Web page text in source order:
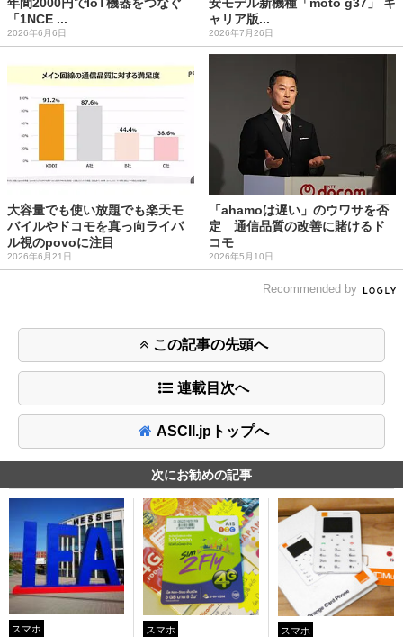
年間2000円でIoT機器をつなぐ
「1NCE ...
2026年6月6日
安モデル新機種「moto g37」 キ
ャリア版...
2026年7月26日
大容量でも使い放題でも楽天モ
バイルやドコモを真っ向ライバ
ル視のpovoに注目
2026年6月21日
「ahamoは遅い」のウワサを否
定 通信品質の改善に賭けるド
コモ
2026年5月10日
Recommended by
この記事の先頭へ
連載目次へ
ASCII.jpトップへ
次にお勧めの記事
スマホ スマホ スマホ